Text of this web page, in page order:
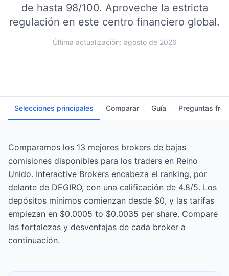
de hasta 98/100. Aproveche la estricta
regulación en este centro financiero global.
Última actualización: agosto de 2026
Selecciones principales Comparar Guía Preguntas
Comparamos los 13 mejores brokers de bajas
comisiones disponibles para los traders en Reino
Unido. Interactive Brokers encabeza el ranking, por
delante de DEGIRO, con una calificación de 4.8/5. Los
depósitos mínimos comienzan desde $0, y las tarifas
empiezan en $0.0005 to $0.0035 per share. Compare
las fortalezas y desventajas de cada broker a
continuación.